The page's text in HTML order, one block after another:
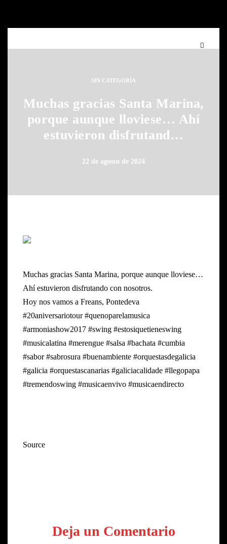
SIN CATEGORÍA
Muchas gracias Santa Marina,
porque aunque lloviese… Ahí
estuvieron disfrutand…
22 de agosto de 2024
Muchas gracias Santa Marina, porque aunque lloviese…
Ahí estuvieron disfrutando con nosotros.
Hoy nos vamos a Freans, Pontedeva
#20aniversariotour #quenoparelamusica
#armoniashow2017 #swing #estosiquetieneswing
#musicalatina #merengue #salsa #bachata #cumbia
#sabor #sabrosura #buenambiente #orquestasdegalicia
#galicia #orquestascanarias #galiciacalidade #llegopapa
#tremendoswing #musicaenvivo #musicaendirecto
Source
Deja un Comentario